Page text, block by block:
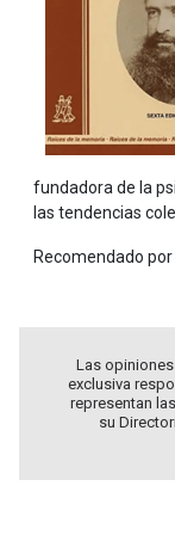
fundadora de la
las tendencias
Recomendado
Las
exclusiva
representan
su